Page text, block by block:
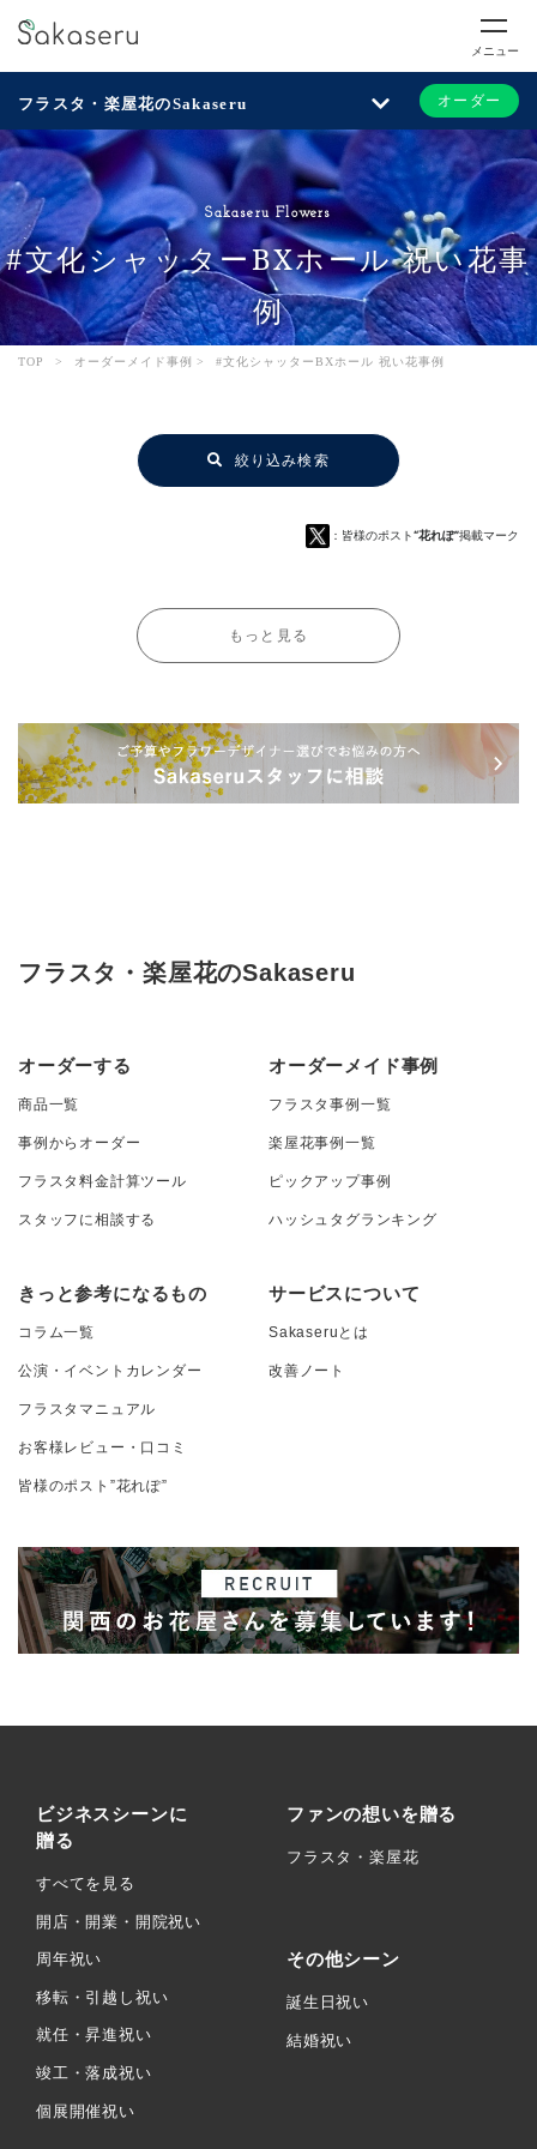
メニュー
フラスタ・楽屋花のSakaseru オーダー
Sakaseru Flowers
#文化シャッターBXホール 祝い花事
例
TOP > オーダーメイド事例 > #文化シャッターBXホール 祝い花事例
絞り込み検索
：皆様のポスト“花れぽ”掲載マーク
もっと見る
フラスタ・楽屋花のSakaseru
オーダーする
商品一覧
事例からオーダー
フラスタ料金計算ツール
スタッフに相談する
オーダーメイド事例
フラスタ事例一覧
楽屋花事例一覧
ピックアップ事例
ハッシュタグランキング
きっと参考になるもの
コラム一覧
公演・イベントカレンダー
フラスタマニュアル
お客様レビュー・口コミ
皆様のポスト”花れぽ”
サービスについて
Sakaseruとは
改善ノート
ビジネスシーンに
贈る
すべてを見る
開店・開業・開院祝い
周年祝い
移転・引越し祝い
就任・昇進祝い
竣工・落成祝い
個展開催祝い
ファンの想いを贈る
フラスタ・楽屋花
その他シーン
誕生日祝い
結婚祝い